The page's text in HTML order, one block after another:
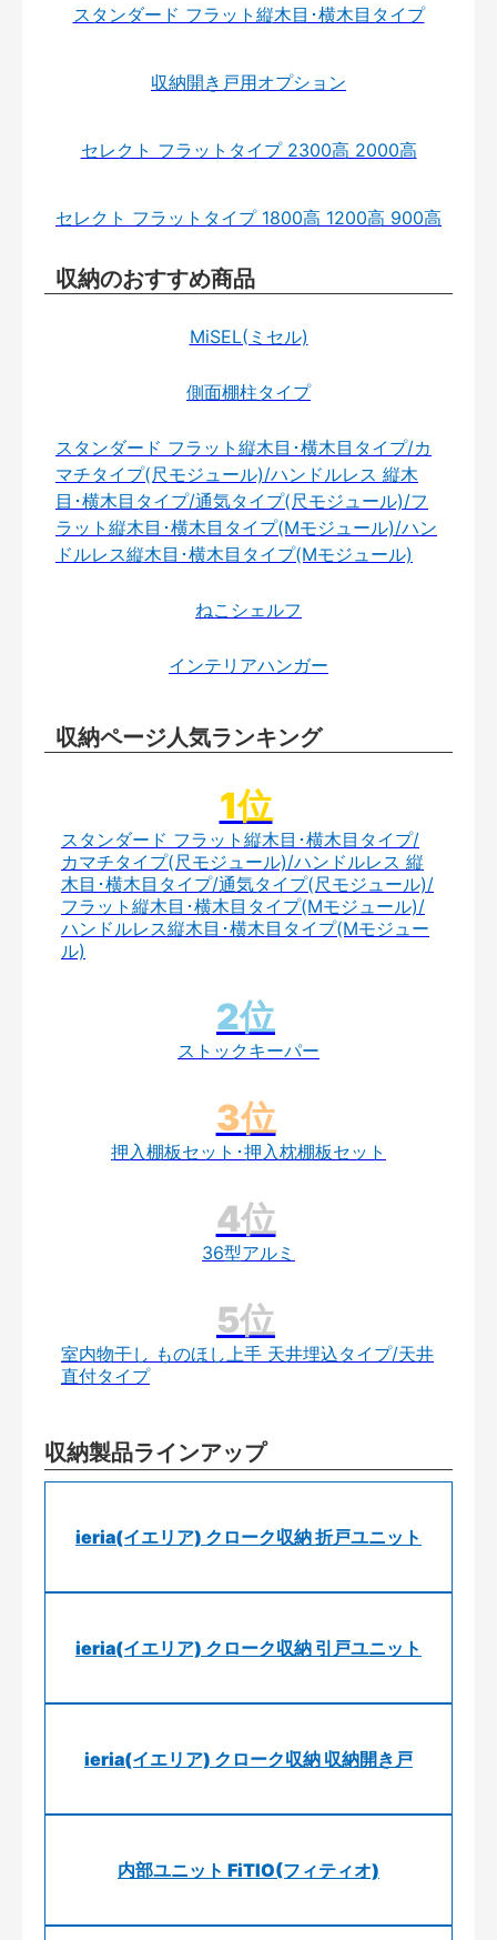
スタンダード フラット縦木目･横木目タイプ
収納開き戸用オプション
セレクト フラットタイプ 2300高 2000高
セレクト フラットタイプ 1800高 1200高 900高
収納のおすすめ商品
MiSEL(ミセル)
側面棚柱タイプ
スタンダード フラット縦木目･横木目タイプ/カ
マチタイプ(尺モジュール)/ハンドルレス 縦木
目･横木目タイプ/通気タイプ(尺モジュール)/フ
ラット縦木目･横木目タイプ(Mモジュール)/ハン
ドルレス縦木目･横木目タイプ(Mモジュール)
ねこシェルフ
インテリアハンガー
収納ページ人気ランキング
スタンダード フラット縦木目･横木目タイプ/
カマチタイプ(尺モジュール)/ハンドルレス 縦
木目･横木目タイプ/通気タイプ(尺モジュール)/
フラット縦木目･横木目タイプ(Mモジュール)/
ハンドルレス縦木目･横木目タイプ(Mモジュー
ル)
ストックキーパー
押入棚板セット･押入枕棚板セット
36型アルミ
室内物干し ものほし上手 天井埋込タイプ/天井
直付タイプ
収納製品ラインアップ
ieria(イエリア) クローク収納 折戸ユニット
ieria(イエリア) クローク収納 引戸ユニット
ieria(イエリア) クローク収納 収納開き戸
内部ユニット FiTIO(フィティオ)